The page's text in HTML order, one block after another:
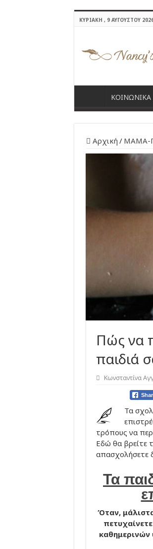
ΚΥΡΙΑΚΉ , 9 ΑΥΓΟΎΣΤΟΥ
ΚΟΙΝΩΝΙΚΑ
Αρχική / ΜΑΜΑ-
Πώς να
παιδιά
Κωνσταντίνα
Τα
τρόπους να
Εδώ θα βρείτε
απασχολήσετε
Τα
Όταν,
καθημερινών